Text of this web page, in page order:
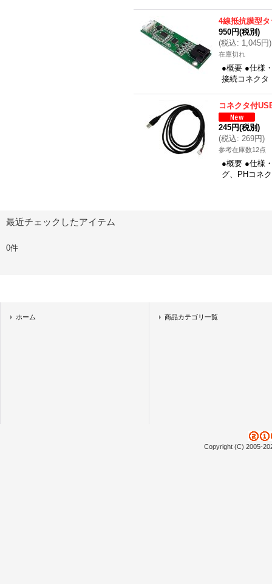
4線抵抗膜型
950円(税別)
(税込: 1,045円)
在庫切れ
●概要 ●仕様
接続コネクタ
コネクタ付
245円(税別)
(税込: 269円)
参考在庫数12点
●概要 ●仕様
グ、PHコネ
最近チェックしたアイテム
0件
ホーム 商品カテゴリ一覧
Copyright (C) 2005-